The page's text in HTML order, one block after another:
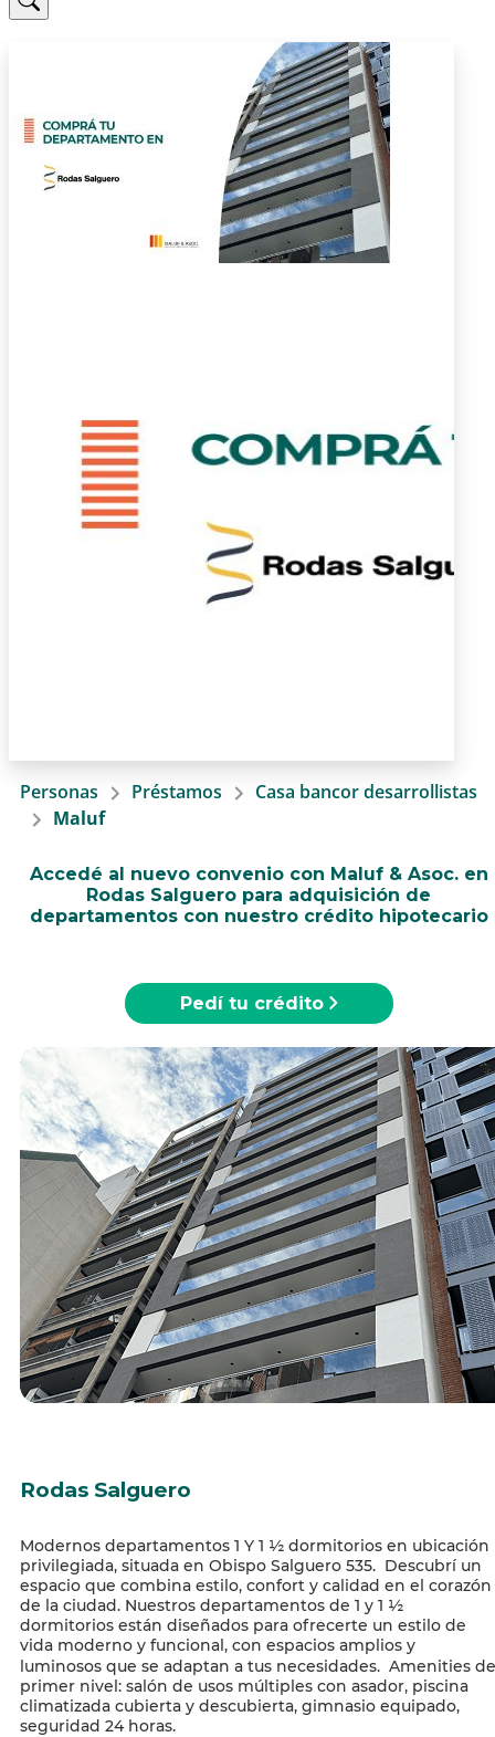
Personas Préstamos
Casa bancor desarrollistas
Maluf
Accedé al nuevo convenio con Maluf & Asoc. en
Rodas Salguero para adquisición de
departamentos con nuestro crédito hipotecario
Pedí tu crédito
Rodas Salguero
Modernos departamentos 1 Y 1 ½ dormitorios en ubicación
privilegiada, situada en Obispo Salguero 535. Descubrí un
espacio que combina estilo, confort y calidad en el corazón
de la ciudad. Nuestros departamentos de 1 y 1 ½
dormitorios están diseñados para ofrecerte un estilo de
vida moderno y funcional, con espacios amplios y
luminosos que se adaptan a tus necesidades. Amenities de
primer nivel: salón de usos múltiples con asador, piscina
climatizada cubierta y descubierta, gimnasio equipado,
seguridad 24 horas.